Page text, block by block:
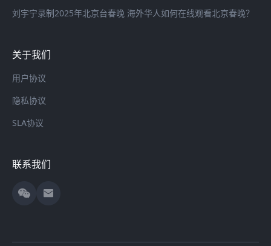
刘宇宁录制2025年北京台春晚 海外华人如何在线观看北京春晚？
关于我们
用户协议
隐私协议
SLA协议
联系我们